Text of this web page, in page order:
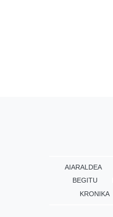
AIARALDEA
BEGITU
KRONIKA